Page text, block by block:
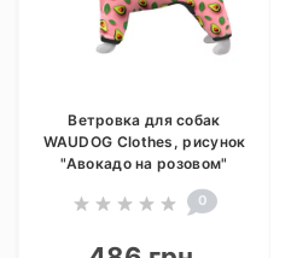
Ветровка для собак
WAUDOG Clothes, рисунок
"Авокадо на розовом"
0